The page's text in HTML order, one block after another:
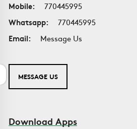
Mobile:
770445995
Whatsapp:
770445995
Email:
Message Us
MESSAGE US
Download Apps